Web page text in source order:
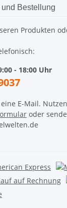
Bestellung
Produkten
- 18:00 Uhr
E-Mail.
oder